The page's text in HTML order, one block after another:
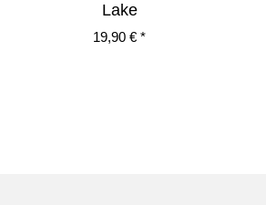
Lake
19,90 € *